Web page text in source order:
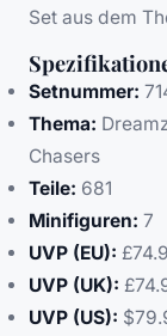
Set aus dem
Setnummer:
Thema:
Chasers
Teile: 681
Minifiguren: 7
UVP (EU):
UVP (UK):
UVP (US):